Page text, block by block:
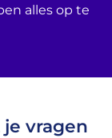
alles op te
vragen